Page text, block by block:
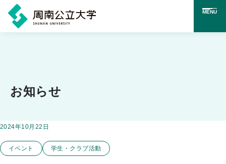
ツ
MENU
お知らせ
掲載日：
2024年10月22日
この投稿のカテゴリー
イベント 学生・クラブ活動